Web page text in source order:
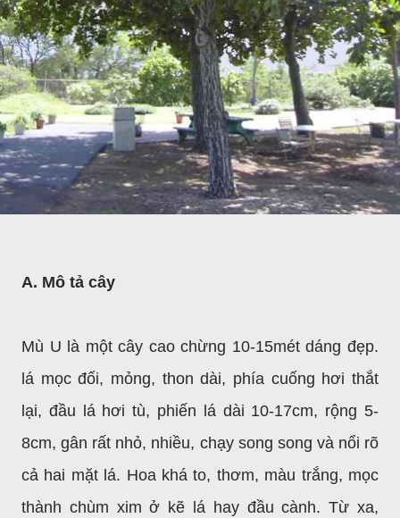
A. Mô tả cây
Mù U là một cây cao chừng 10-15mét dáng đẹp.
lá mọc đối, mỏng, thon dài, phía cuống hơi thắt
lại, đầu lá hơi tù, phiến lá dài 10-17cm, rộng 5-
8cm, gân rất nhỏ, nhiều, chạy song song và nổi rõ
cả hai mặt lá. Hoa khá to, thơm, màu trắng, mọc
thành chùm xim ở kẽ lá hay đầu cành. Từ xa,